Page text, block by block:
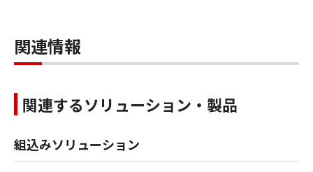
関連情報
関連するソリューション・製品
組込みソリューション